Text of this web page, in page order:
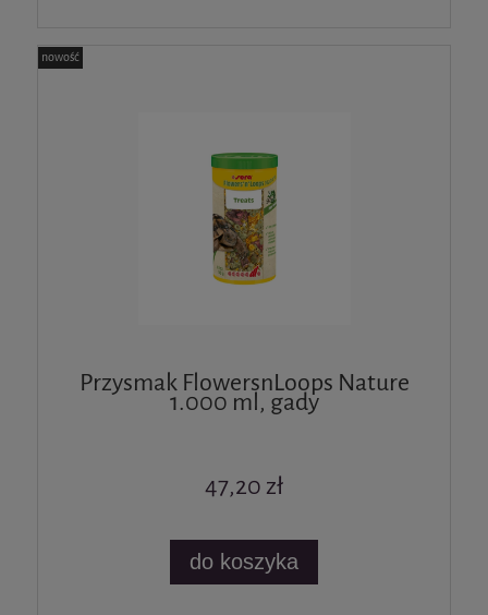
Przysmak FlowersnLoops Nature
1.000 ml, gady
47,20 zł
do koszyka
nowość